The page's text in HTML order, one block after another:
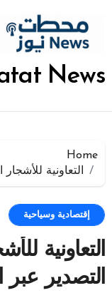
المحتوى
News
Home
التعاونية
إقتصادية وسياحية
التعاونية
التصدير عبر